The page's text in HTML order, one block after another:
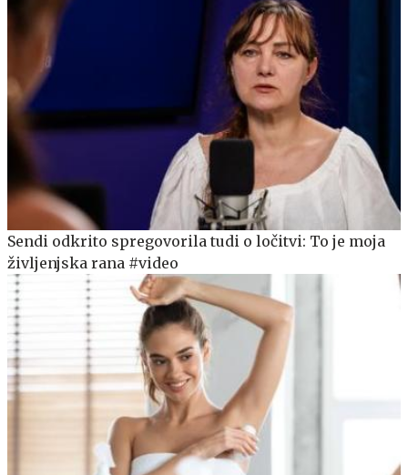
Sendi odkrito spregovorila tudi o ločitvi: To je moja
življenjska rana #video